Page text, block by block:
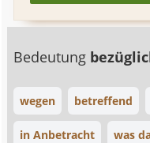
Bedeutung
wegen betreffend
in Anbetracht was